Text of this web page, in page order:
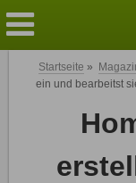
Startseite »
ein und bearbeitst